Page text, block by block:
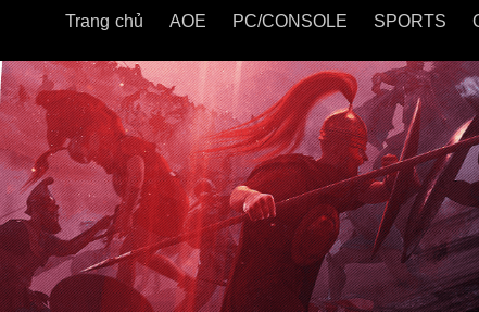
Trang chủ AOE PC/CONSOLE SPORTS